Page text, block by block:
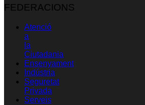
FEDERACIONS
Atenció
a
la
Ciutadania
Ensenyament
Indústria
Seguretat
Privada
Serveis